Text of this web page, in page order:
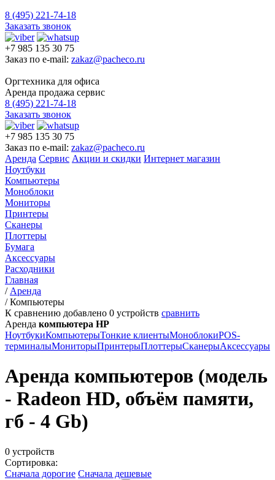
8 (495) 221-74-18
Заказать звонок
+7 985 135 30 75
Заказ по e-mail: zakaz@pacheco.ru
Оргтехника для офиса
Аренда продажа сервис
8 (495) 221-74-18
Заказать звонок
+7 985 135 30 75
Заказ по e-mail: zakaz@pacheco.ru
Аренда Сервис Акции и скидки Интернет магазин
Ноутбуки
Компьютеры
Моноблоки
Мониторы
Принтеры
Сканеры
Плоттеры
Бумага
Аксессуары
Расходники
Главная
/ Аренда
/Компьютеры
К сравнению добавлено 0 устройств сравнить
Аренда компьютера HP
НоутбукиКомпьютерыТонкие клиентыМоноблокиPOS-
терминалыМониторыПринтерыПлоттерыСканерыАксессуары
Аренда компьютеров (модель
- Radeon HD, объём памяти,
гб - 4 Gb)
0 устройств
Сортировка:
Сначала дорогие Сначала дешевые